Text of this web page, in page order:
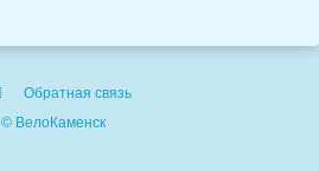
Обратная связь
© ВелоКаменск